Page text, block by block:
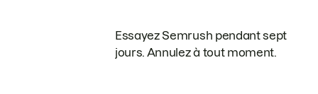
Essayez Semrush pendant sept
jours. Annulez à tout moment.